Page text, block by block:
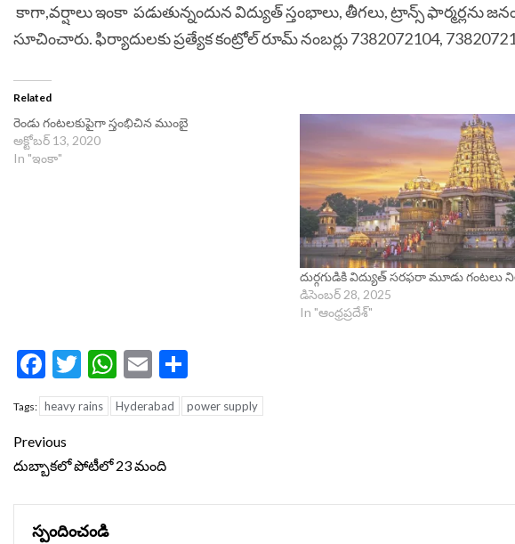
కాగా,వర్షాలు ఇంకా పడుతున్నందున విద్యుత్ స్తంభాలు, తీగలు, ట్రాన్స్
సూచించారు. ఫిర్యాదులకు ప్రత్యేక కంట్రోల్ రూమ్ నంబర్లు 7382072104,
Related
రెండు గంటలకుపైగా స్తంభిచిన ముంబై
అక్టోబర్ 13, 2020
In "ఇంకా"
దుర్గగుడికి విద్యుత్ సరఫరా మూడు గంటలు
డిసెంబర్ 28, 2025
In "ఆంధ్రప్రదేశ్"
Facebook
Twitter
WhatsApp
Email
Tags: heavy rains Hyderabad power supply
Continue
Reading
Previous
దుబ్బాకలో పోటీలో 23 మంది
స్పందించండి